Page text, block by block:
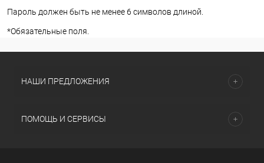
Пароль должен быть не менее 6 символов длиной.
*Обязательные поля.
НАШИ ПРЕДЛОЖЕНИЯ
ПОМОЩЬ И СЕРВИСЫ